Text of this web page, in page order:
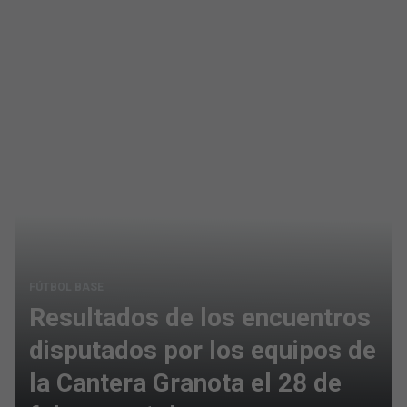
Resultados de los encuentros
disputados por los equipos de
la Cantera Granota el 28 de